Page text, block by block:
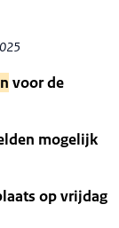
voor de
mogelijk
op vrijdag